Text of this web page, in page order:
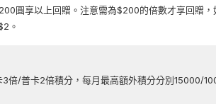
圓享以上回贈。注意需為$200的倍數才享回贈
。
倍/普卡2倍積分，每月最高額外積分分別15000/